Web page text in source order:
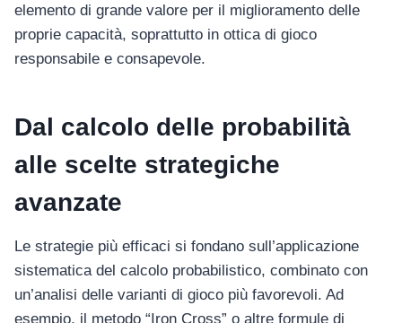
elemento di grande valore per il miglioramento delle
proprie capacità, soprattutto in ottica di gioco
responsabile e consapevole.
Dal calcolo delle probabilità
alle scelte strategiche
avanzate
Le strategie più efficaci si fondano sull’applicazione
sistematica del calcolo probabilistico, combinato con
un’analisi delle varianti di gioco più favorevoli. Ad
esempio, il metodo “Iron Cross” o altre formule di